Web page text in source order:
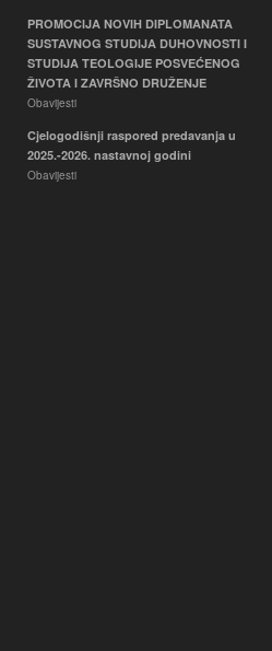
PROMOCIJA NOVIH DIPLOMANATA
SUSTAVNOG STUDIJA DUHOVNOSTI I
STUDIJA TEOLOGIJE POSVEĆENOG
ŽIVOTA I ZAVRŠNO DRUŽENJE
Obavijesti
Cjelogodišnji raspored predavanja u
2025.-2026. nastavnoj godini
Obavijesti